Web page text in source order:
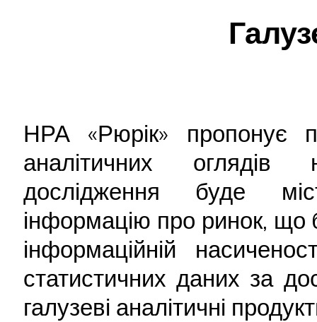
НРА «Рюрік» пропонує
аналітичних
дослідження буде
інформацію про ринок, що
інформаційній
статистичних даних за
галузеві аналітичні